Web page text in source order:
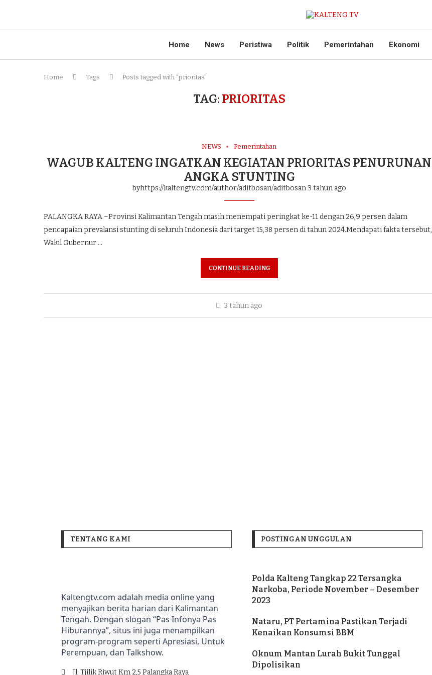
Home News Peristiwa Politik Pemerintahan Ekonomi
Home Tags Posts tagged with "prioritas"
TAG: PRIORITAS
NEWS Pemerintahan
WAGUB KALTENG INGATKAN KEGIATAN PRIORITAS PENURUNAN
ANGKA STUNTING
byhttps://kaltengtv.com/author/aditbosan/aditbosan3 tahun ago
PALANGKA RAYA –Provinsi Kalimantan Tengah masih menempati peringkat ke-11 dengan 26,9 persen dalam
pencapaian prevalansi stunting di seluruh Indonesia dari target 15,38 persen di tahun 2024.Mendapati fakta tersebut,
Wakil Gubernur …
CONTINUE READING
3 tahun ago
TENTANG KAMI
Kaltengtv.com adalah media online yang
menyajikan berita harian dari Kalimantan
Tengah. Dengan slogan “Pas Infonya Pas
Hiburannya”, situs ini juga menampilkan
program-program seperti Apresiasi, Untuk
Perempuan, dan Talkshow.
Jl. Tjilik Riwut Km 2,5 Palangka Raya
POSTINGAN UNGGULAN
Polda Kalteng Tangkap 22 Tersangka
Narkoba, Periode November – Desember
2023
Nataru, PT Pertamina Pastikan Terjadi
Kenaikan Konsumsi BBM
Oknum Mantan Lurah Bukit Tunggal
Dipolisikan